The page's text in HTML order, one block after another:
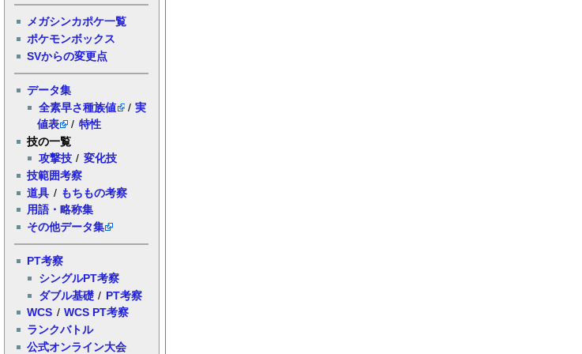
メガシンカポケ一覧
ポケモンボックス
SVからの変更点
データ集
全素早さ種族値
/ 実
値表
/ 特性
技の一覧
攻撃技 / 変化技
技範囲考察
道具 / もちもの考察
用語・略称集
その他データ集
PT考察
シングルPT考察
ダブル基礎 / PT考察
WCS / WCS PT考察
ランクバトル
公式オンライン大会